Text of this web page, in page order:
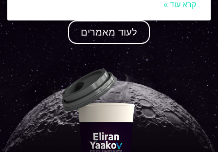
קרא עוד »
לעוד מאמרים